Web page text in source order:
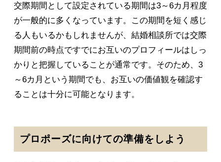
交際期間として設定されている期間は3～6カ月程度
が一般的に多くなっています。この期間を短く感じ
る人もいるかもしれませんが、結婚相談所では交際
期間前の時点ですでにお互いのプロフィールはしっ
かりと把握していることが通常です。そのため、3
～6カ月という期間でも、お互いの価値観を確認す
ることは十分に可能となります。
プロポーズに向けての準備をしよう